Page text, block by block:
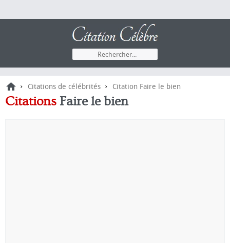
› Citations de célébrités › Citation Faire le bien
Citations Faire le bien